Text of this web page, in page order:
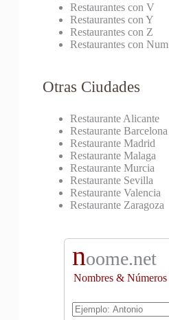
Restaurantes con V
Restaurantes con Y
Restaurantes con Z
Restaurantes con Num
Otras Ciudades
Restaurante Alicante
Restaurante Barcelona
Restaurante Madrid
Restaurante Malaga
Restaurante Murcia
Restaurante Sevilla
Restaurante Valencia
Restaurante Zaragoza
noome.net
Nombres & Números